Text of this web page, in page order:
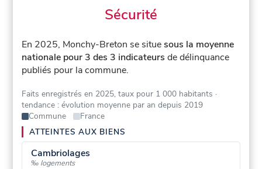
Sécurité
En 2025, Monchy-Breton se situesous la moyenne
nationale pour 3 des 3 indicateurs de délinquance
publiés pour la commune.
Faits enregistrés en 2025, taux pour 1 000 habitants ·
tendance : évolution moyenne par an depuis 2019
Commune
France
ATTEINTES AUX BIENS
Cambriolages
‰ logements